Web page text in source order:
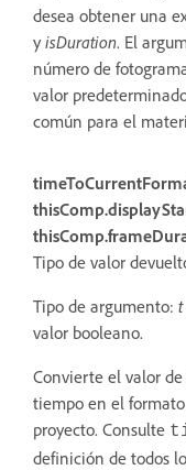
desea obtener una
y isDuration. El
número de
valor
común para el
Tipo de valor
Tipo de argumento: t
valor booleano.
Convierte el valor de
tiempo en el
proyecto. Consulte
definición de todos